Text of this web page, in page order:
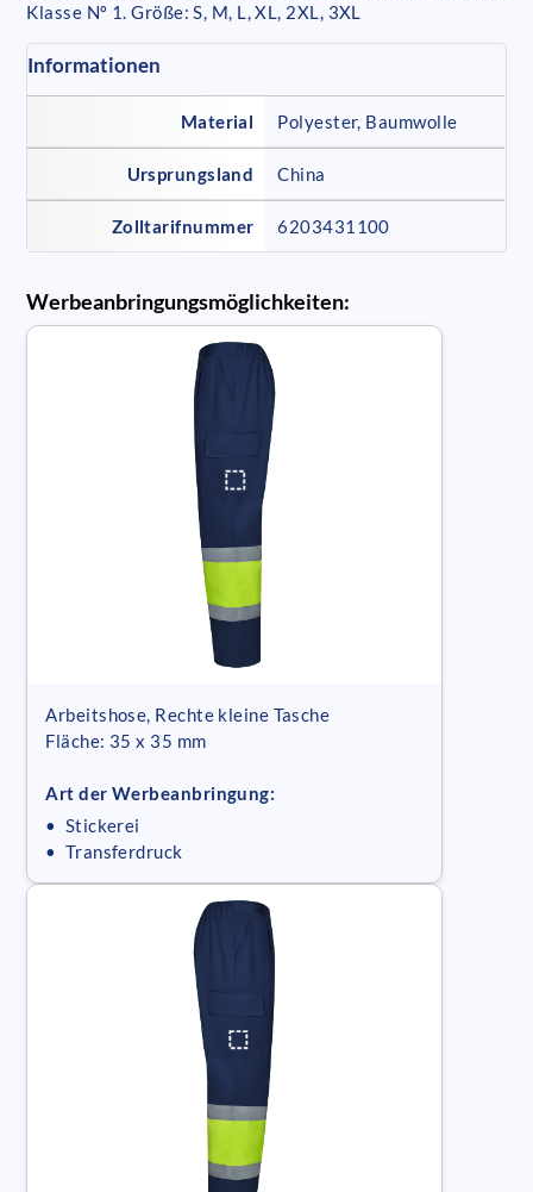
Klasse Nº 1. Größe: S, M, L, XL, 2XL, 3XL
Informationen
Material Polyester, Baumwolle
Ursprungsland China
Zolltarifnummer 6203431100
Werbeanbringungsmöglichkeiten:
Arbeitshose, Rechte kleine Tasche
Fläche: 35 x 35 mm
Art der Werbeanbringung:
• Stickerei
• Transferdruck